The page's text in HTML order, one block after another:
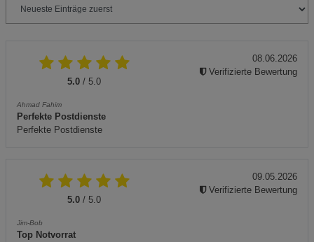
5.0 / 5.0
Ahmad Fahim
Perfekte Postdienste
Perfekte Postdienste
08.06.2026
Verifizierte Bewertung
5.0 / 5.0
Jim-Bob
Top Notvorrat
09.05.2026
Verifizierte Bewertung